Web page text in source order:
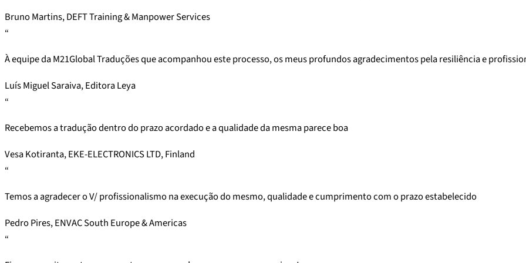
Bruno Martins, DEFT Training & Manpower Services
“
À equipe da M21Global Traduções que acompanhou este processo, os meus profundos agradecimentos pela resiliência e
Luís Miguel Saraiva, Editora Leya
“
Recebemos a tradução dentro do prazo acordado e a qualidade da mesma parece boa
Vesa Kotiranta, EKE-ELECTRONICS LTD, Finland
“
Temos a agradecer o V/ profissionalismo na execução do mesmo, qualidade e cumprimento com o prazo estabelecido
Pedro Pires, ENVAC South Europe & Americas
“